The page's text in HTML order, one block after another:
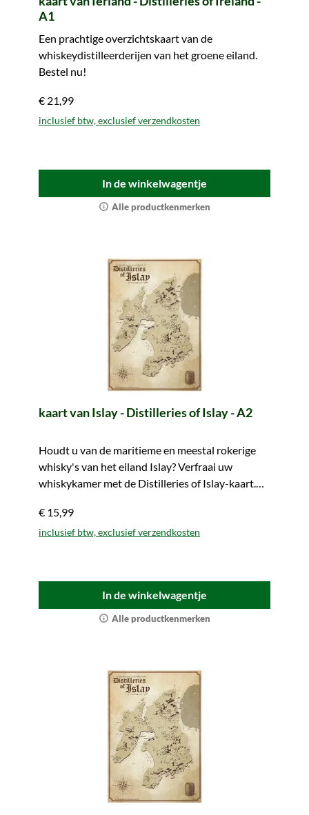
A1
Een prachtige overzichtskaart van de
whiskeydistilleerderijen van het groene eiland.
Bestel nu!
€ 21,99
inclusief btw, exclusief verzendkosten
In de winkelwagentje
Alle productkenmerken
kaart van Islay - Distilleries of Islay - A2
Houdt u van de maritieme en meestal rokerige
whisky's van het eiland Islay? Verfraai uw
whiskykamer met de Distilleries of Islay-kaart.
oogopslag. Gemakkelijk mee te nemen.
€ 15,99
inclusief btw, exclusief verzendkosten
In de winkelwagentje
Alle productkenmerken